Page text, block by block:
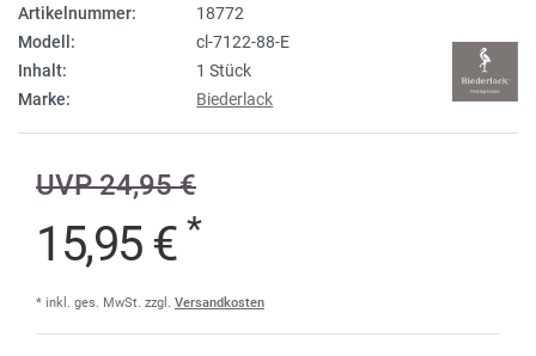
Artikelnummer:
18772
Modell:
cl-7122-88-E
Inhalt:
1 Stück
Marke:
Biederlack
UVP 24,95 €
15,95 € *
* inkl. ges. MwSt. zzgl. Versandkosten